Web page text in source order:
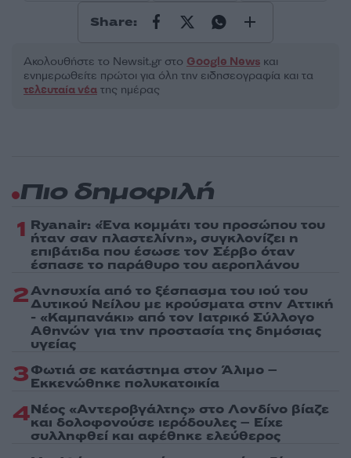
Share:
Ακολουθήστε το Νewsit.gr στο Google News και
ενημερωθείτε πρώτοι για όλη την ειδησεογραφία και τα
τελευταία νέα της ημέρας
Πιο δημοφιλή
1 Ryanair: «Ένα κομμάτι του προσώπου του
ήταν σαν πλαστελίνη», συγκλονίζει η
επιβάτιδα που έσωσε τον Σέρβο όταν
έσπασε το παράθυρο του αεροπλάνου
2Ανησυχία από το ξέσπασμα του ιού του
Δυτικού Νείλου με κρούσματα στην Αττική
- «Καμπανάκι» από τον Ιατρικό Σύλλογο
Αθηνών για την προστασία της δημόσιας
υγείας
3Φωτιά σε κατάστημα στον Άλιμο –
Εκκενώθηκε πολυκατοικία
4Νέος «Αντεροβγάλτης» στο Λονδίνο βίαζε
και δολοφονούσε ιερόδουλες – Είχε
συλληφθεί και αφέθηκε ελεύθερος